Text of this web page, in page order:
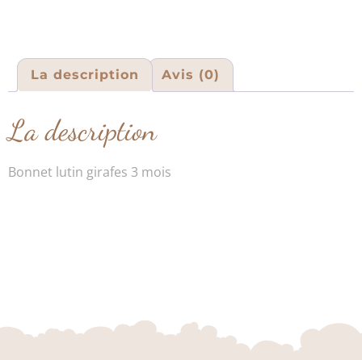
La description Avis (0)
La description
Bonnet lutin girafes 3 mois